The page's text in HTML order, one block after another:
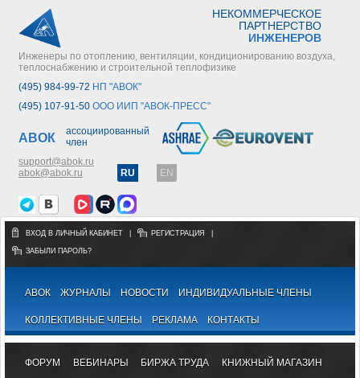
НЕКОММЕРЧЕСКОЕ
ПАРТНЕРСТВО
ИНЖЕНЕРОВ
Инженеры по отоплению, вентиляции, кондиционированию воздуха,
теплоснабжению и строительной теплофизике
(495) 984-99-72 НП "АВОК"
(495) 107-91-50 ООО ИИП "АВОК-ПРЕСС"
АВОК
ассоциированный
член
support@abok.ru
abok@abok.ru
RU EN
ВХОД В ЛИЧНЫЙ КАБИНЕТ РЕГИСТРАЦИЯ
ЗАБЫЛИ ПАРОЛЬ?
АВОК ЖУРНАЛЫ НОВОСТИ ИНДИВИДУАЛЬНЫЕ ЧЛЕНЫ
КОЛЛЕКТИВНЫЕ ЧЛЕНЫ РЕКЛАМА КОНТАКТЫ
ФОРУМ ВЕБИНАРЫ БИРЖА ТРУДА КНИЖНЫЙ МАГАЗИН